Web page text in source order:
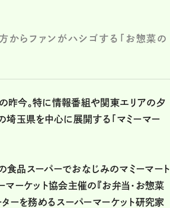
らファンがハシゴする「お惣菜の
昨今。特に情報番組や関東エリアの夕
埼玉県を中心に展開する「マミーマー
食品スーパーでおなじみのマミーマート
ーケット協会主催の『お弁当・お惣菜
ーを務めるスーパーマーケット研究家